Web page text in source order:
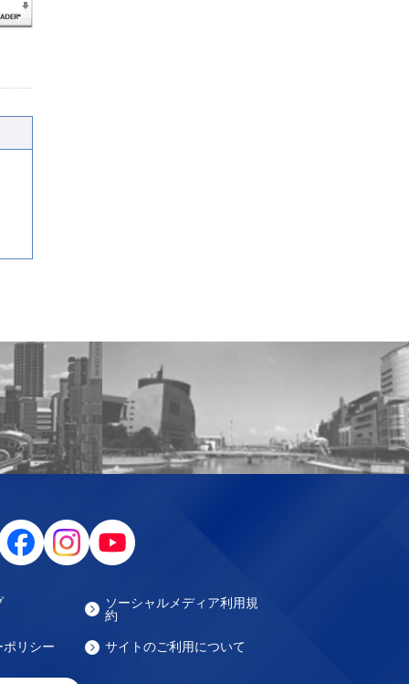
ソーシャルメディア利用規
約
リシー サイトのご利用について